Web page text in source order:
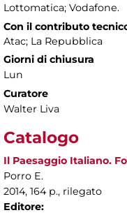
Lottomatica; Vodafone.
Con il contributo
Atac; La Repubblica
Giorni di chiusura
Lun
Curatore
Walter Liva
Catalogo
Il Paesaggio Italiano.
Porro E.
2014, 164 p., rilegato
Editore: